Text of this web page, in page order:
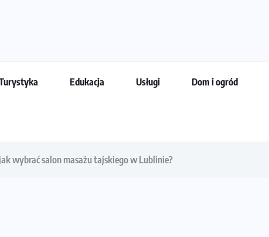
Edukacja Usługi Dom i ogród
wybrać salon masażu tajskiego w Lublinie?